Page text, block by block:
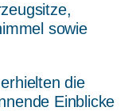
sowie
die
Einblicke